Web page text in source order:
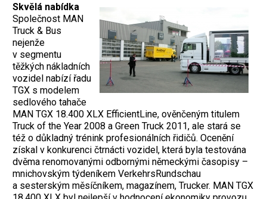
Skvělá nabídka
Společnost MAN
Truck & Bus
nejenže
v segmentu
těžkých nákladních
vozidel nabízí řadu
TGX s modelem
sedlového tahače
MAN TGX 18.400 XLX EfficientLine, ověnčeným titulem
Truck of the Year 2008 a Green Truck 2011, ale stará se
též o důkladný trénink profesionálních řidičů. Ocenění
získal v konkurenci čtrnácti vozidel, která byla testována
dvěma renomovanými odbornými německými časopisy –
mnichovským týdeníkem VerkehrsRundschau
a sesterským měsíčníkem, magazínem, Trucker. MAN TGX